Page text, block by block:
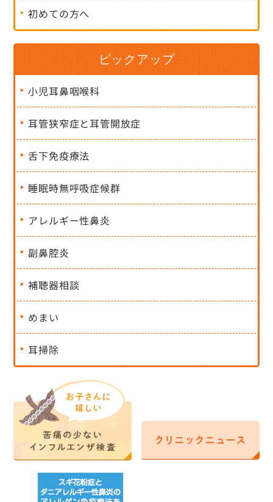
初めての方へ
ピックアップ
小児耳鼻咽喉科
耳管狭窄症と耳管開放症
舌下免疫療法
睡眠時無呼吸症候群
アレルギー性鼻炎
副鼻腔炎
補聴器相談
めまい
耳掃除